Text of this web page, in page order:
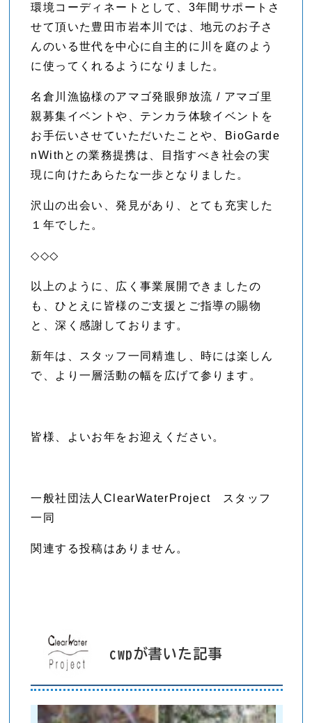
環境コーディネートとして、3年間サポートさ
せて頂いた豊田市岩本川では、地元のお子さ
んのいる世代を中心に自主的に川を庭のよう
に使ってくれるようになりました。
名倉川漁協様のアマゴ発眼卵放流 / アマゴ里
親募集イベントや、テンカラ体験イベントを
お手伝いさせていただいたことや、BioGarde
nWithとの業務提携は、目指すべき社会の実
現に向けたあらたな一歩となりました。
沢山の出会い、発見があり、とても充実した
１年でした。
◇◇◇
以上のように、広く事業展開できましたの
も、ひとえに皆様のご支援とご指導の賜物
と、深く感謝しております。
新年は、スタッフ一同精進し、時には楽しん
で、より一層活動の幅を広げて参ります。
皆様、よいお年をお迎えください。
一般社団法人ClearWaterProject スタッフ
一同
関連する投稿はありません。
cwpが書いた記事